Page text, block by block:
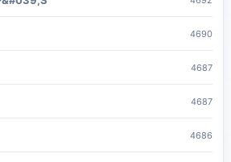
4690
4687
4687
4686